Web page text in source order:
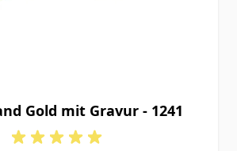
Gold mit Gravur - 1241